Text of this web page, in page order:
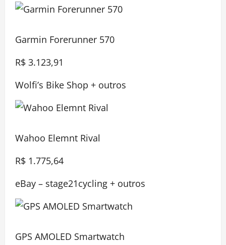
Garmin Forerunner 570
R$ 3.123,91
Wolfi’s Bike Shop + outros
Wahoo Elemnt Rival
R$ 1.775,64
eBay – stage21cycling + outros
GPS AMOLED Smartwatch